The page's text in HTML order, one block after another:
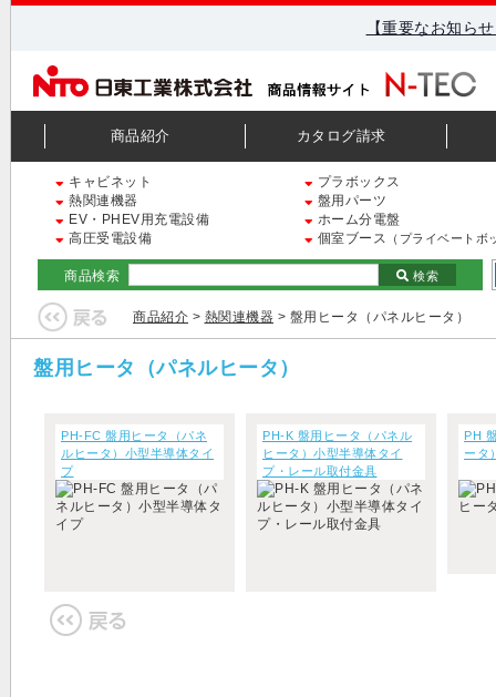
【重要なお知ら
商品紹介 カタログ請求
キャビネット
プラボックス
熱関連機器
盤用パーツ
EV・PHEV用充電設備
ホーム分電盤
高圧受電設備
個室ブース （プライベートボ
商品検索 検索
商品紹介 > 熱関連機器 > 盤用ヒータ（パネルヒータ）
盤用ヒータ（パネルヒータ）
PH-FC 盤用ヒータ（パネ
ルヒータ）小型半導体タイ
プ
PH-K 盤用ヒータ（パネル
ヒータ）小型半導体タイ
プ・レール取付金具
PH
ータ